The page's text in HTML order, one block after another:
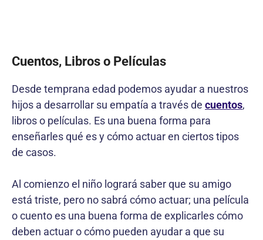
Cuentos, Libros o Películas
Desde temprana edad podemos ayudar a nuestros
hijos a desarrollar su empatía a través de cuentos,
libros o películas. Es una buena forma para
enseñarles qué es y cómo actuar en ciertos tipos
de casos.
Al comienzo el niño logrará saber que su amigo
está triste, pero no sabrá cómo actuar; una película
o cuento es una buena forma de explicarles cómo
deben actuar o cómo pueden ayudar a que su